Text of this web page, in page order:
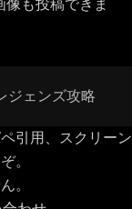
像も投稿できま
ジェンズ攻略
引用、スクリーン
。
。